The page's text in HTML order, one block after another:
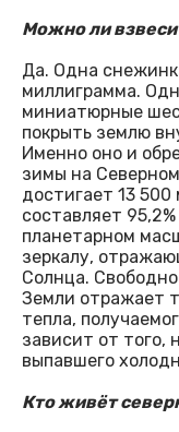
Можно ли
Да. Одна
миллиграмма.
миниатюрные
покрыть землю
Именно оно и
зимы на
достигает 13
составляет
планетарном
зеркалу,
Солнца.
Земли отражает
тепла,
зависит от того,
выпавшего
Кто живёт